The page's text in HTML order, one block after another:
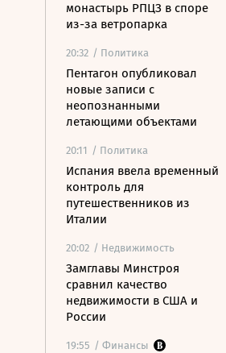
монастырь РПЦЗ в споре
из-за ветропарка
20:32 / Политика
Пентагон опубликовал
новые записи с
неопознанными
летающими объектами
20:11 / Политика
Испания ввела временный
контроль для
путешественников из
Италии
20:02 / Недвижимость
Замглавы Минстроя
сравнил качество
недвижимости в США и
России
19:55 / Финансы